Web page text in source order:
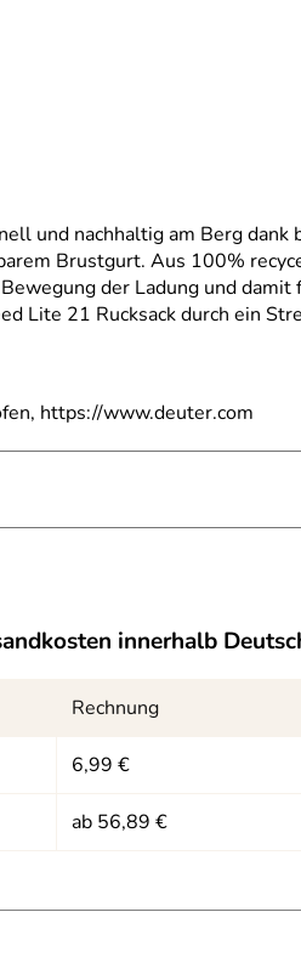
und nachhaltig am Berg
Brustgurt. Aus 100%
der Ladung und
Lite 21 Rucksack durch ein
https://www.deuter.com
innerhalb
Rechnung
6,99 €
ab 56,89 €